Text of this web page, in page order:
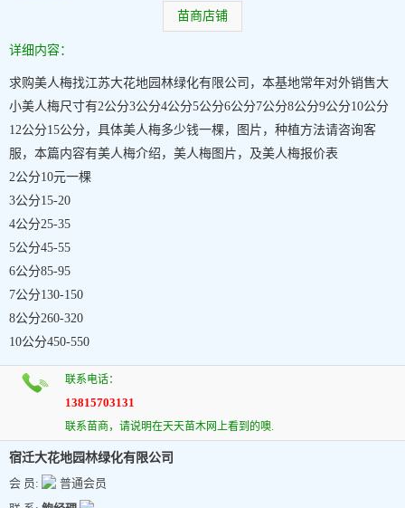
苗商店铺
详细内容：
求购美人梅找江苏大花地园林绿化有限公司，本基地常年对外销售大
小美人梅尺寸有2公分3公分4公分5公分6公分7公分8公分9公分10公分
12公分15公分，具体美人梅多少钱一棵，图片，种植方法请咨询客
服，本篇内容有美人梅介绍，美人梅图片，及美人梅报价表
2公分10元一棵
3公分15-20
4公分25-35
5公分45-55
6公分85-95
7公分130-150
8公分260-320
10公分450-550
联系电话：
13815703131
联系苗商，请说明在天天苗木网上看到的噢.
宿迁大花地园林绿化有限公司
会 员:
普通会员